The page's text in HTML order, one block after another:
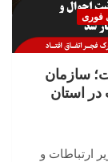
فوری
سازمان
در استان
ارتباطات و